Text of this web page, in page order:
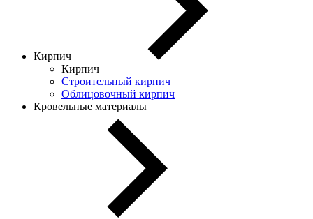
Кирпич
Кирпич
Строительный кирпич
Облицовочный кирпич
Кровельные материалы